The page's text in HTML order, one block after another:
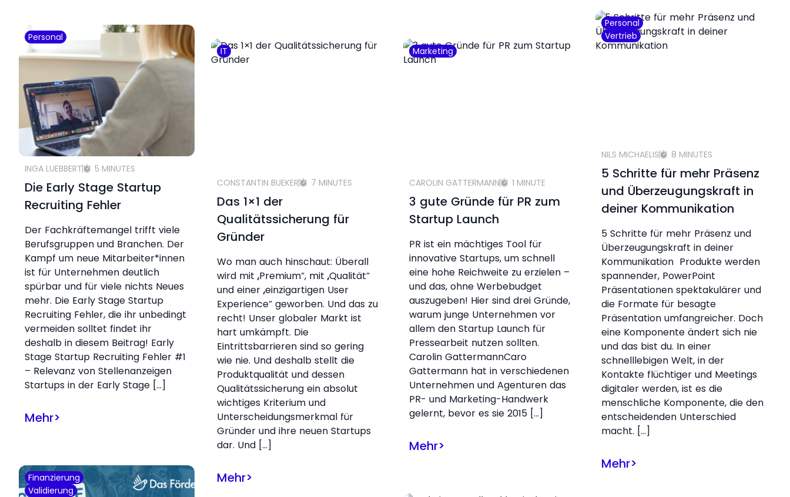
Personal
INGA LUEBBERT 5 MINUTES
Die Early Stage Startup
Recruiting Fehler
Der Fachkräftemangel trifft viele
Berufsgruppen und Branchen. Der
Kampf um neue Mitarbeiter*innen
ist für Unternehmen deutlich
spürbar und für viele nichts Neues
mehr. Die Early Stage Startup
Recruiting Fehler, die ihr unbedingt
vermeiden solltet findet ihr
deshalb in diesem Beitrag! Early
Stage Startup Recruiting Fehler #1
– Relevanz von Stellenanzeigen
Startups in der Early Stage […]
Mehr>
Finanzierung
Validierung
IT
CONSTANTIN BUEKER 7 MINUTES
Das 1×1 der
Qualitätssicherung für
Gründer
Wo man auch hinschaut: Überall
wird mit „Premium“, mit „Qualität“
und einer „einzigartigen User
Experience“ geworben. Und das zu
recht! Unser globaler Markt ist
hart umkämpft. Die
Eintrittsbarrieren sind so gering
wie nie. Und deshalb stellt die
Produktqualität und dessen
Qualitätssicherung ein absolut
wichtiges Kriterium und
Unterscheidungsmerkmal für
Gründer und ihre neuen Startups
dar. Und […]
Mehr>
Marketing
CAROLIN GATTERMANN 1 MINUTE
3 gute Gründe für PR zum
Startup Launch
PR ist ein mächtiges Tool für
innovative Startups, um schnell
eine hohe Reichweite zu erzielen –
und das, ohne Werbebudget
auszugeben! Hier sind drei Gründe,
warum junge Unternehmen vor
allem den Startup Launch für
Pressearbeit nutzen sollten.
Carolin GattermannCaro
Gattermann hat in verschiedenen
Unternehmen und Agenturen das
PR- und Marketing-Handwerk
gelernt, bevor es sie 2015 […]
Mehr>
Personal
Vertrieb
NILS MICHAELIS 8 MINUTES
5 Schritte für mehr Präsenz
und Überzeugungskraft in
deiner Kommunikation
5 Schritte für mehr Präsenz und
Überzeugungskraft in deiner
Kommunikation Produkte werden
spannender, PowerPoint
Präsentationen spektakulärer und
die Formate für besagte
Präsentation umfangreicher. Doch
eine Komponente ändert sich nie
und das bist du. In einer
schnelllebigen Welt, in der
Kontakte flüchtiger und Meetings
digitaler werden, ist es die
menschliche Komponente, die den
entscheidenden Unterschied
macht. […]
Mehr>